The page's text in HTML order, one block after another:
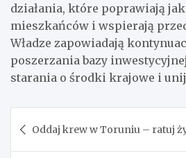
działania, które poprawiają
mieszkańców i wspierają
Władze zapowiadają
poszerzania bazy
starania o środki krajowe i
wpisu
Oddaj krew w Toruniu – ratuj